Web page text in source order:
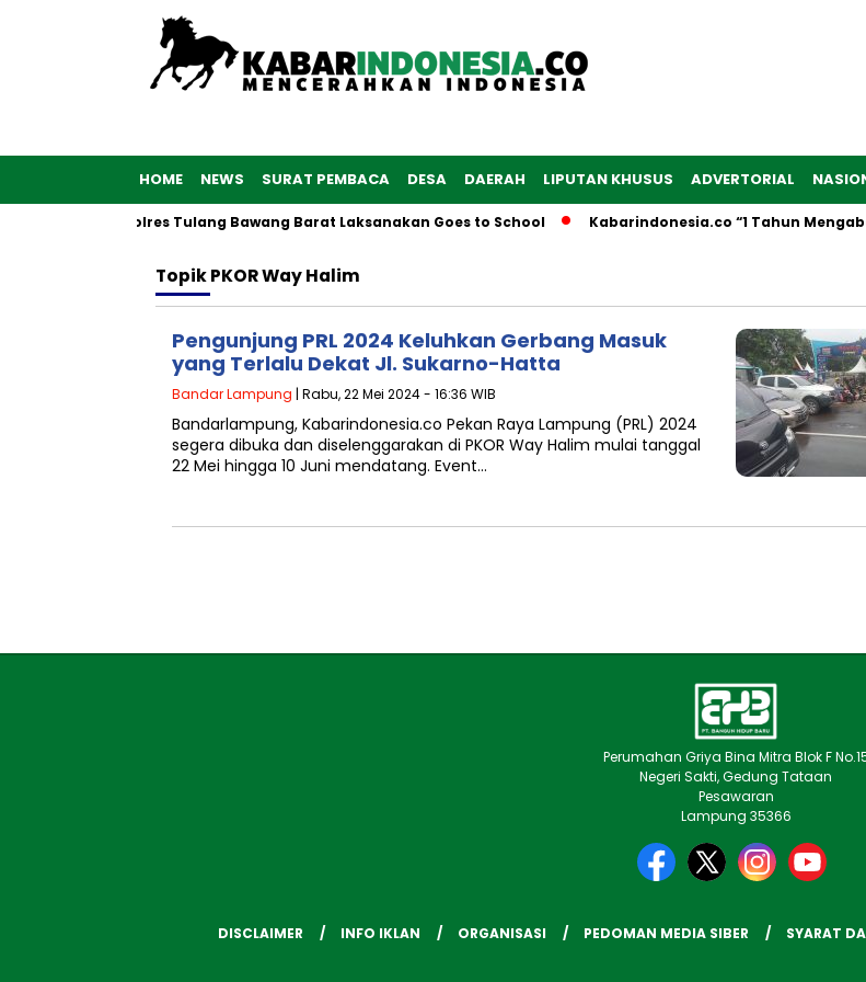
HOME NEWS SURAT PEMBACA DESA DAERAH LIPUTAN KHUSUS ADVERTORIAL
76, Polwan Polres Tulang Bawang Barat Laksanakan Goes to School Kabarindonesia.co “1 Tahun
TopikPKOR Way Halim
Pengunjung PRL 2024 Keluhkan Gerbang Masuk
yang Terlalu Dekat Jl. Sukarno-Hatta
Bandar Lampung | Rabu, 22 Mei 2024 - 16:36 WIB
Bandarlampung, Kabarindonesia.co Pekan Raya Lampung (PRL) 2024
segera dibuka dan diselenggarakan di PKOR Way Halim mulai tanggal
22 Mei hingga 10 Juni mendatang. Event…
Perumahan Griya Bina Mitra Blok F
Negeri Sakti, Gedung Tataan
Pesawaran
Lampung 35366
DISCLAIMER INFO IKLAN ORGANISASI PEDOMAN MEDIA SIBER SYARAT